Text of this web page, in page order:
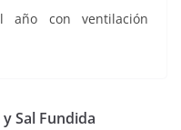
año con ventilación
Sal Fundida